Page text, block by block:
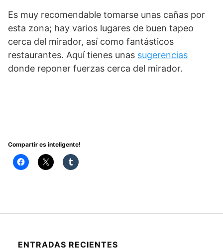
Es muy recomendable tomarse unas cañas por
esta zona; hay varios lugares de buen tapeo
cerca del mirador, así como fantásticos
restaurantes. Aquí tienes unas sugerencias
donde reponer fuerzas cerca del mirador.
Compartir es inteligente!
ENTRADAS RECIENTES